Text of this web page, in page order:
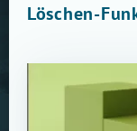
Löschen-